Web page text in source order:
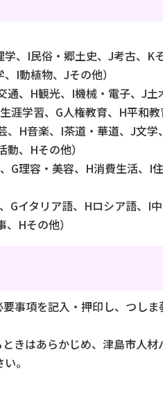
、I民俗・郷土史、J考古、Kそ
I動植物、Jその他）
、H観光、I機械・電子、J土
学習、G人権教育、H平和
H音楽、I茶道・華道、J文学
、Hその他）
G理容・美容、H消費生活、I
イタリア語、Hロシア語、I中
Hその他）
事項を記入・押印し、つし
きはあらかじめ、津島市人
。